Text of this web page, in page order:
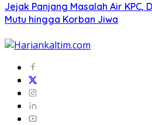
Jejak Panjang Masalah Air KPC,
Mutu hingga Korban Jiwa